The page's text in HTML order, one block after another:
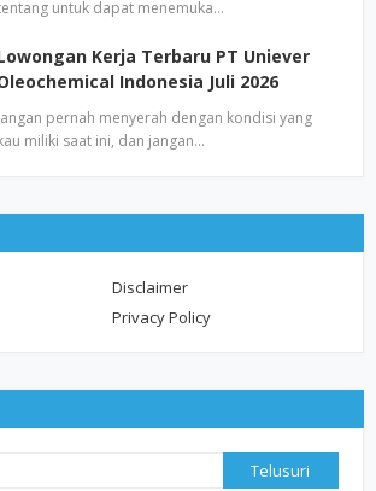
untuk dapat menemuka…
Kerja Terbaru PT Uniever
Indonesia Juli 2026
pernah menyerah dengan kondisi yang
miliki saat ini, dan jangan…
Disclaimer
Privacy Policy